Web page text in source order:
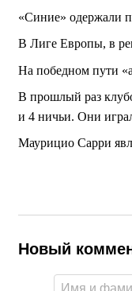
«Синие» одержали
В Лиге Европы, в
На победном пути
В прошлый раз
и 4 ничьи. Они
Маурицио Сарри
Новый